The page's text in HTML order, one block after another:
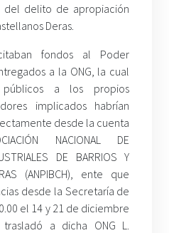
del delito de apropiación
Deras.
fondos al Poder
a la ONG, la cual
a los propios
implicados habrían
desde la cuenta
NACIONAL DE
DE BARRIOS Y
(ANPIBCH), ente que
desde la Secretaría de
el 14 y 21 de diciembre
a dicha ONG L.